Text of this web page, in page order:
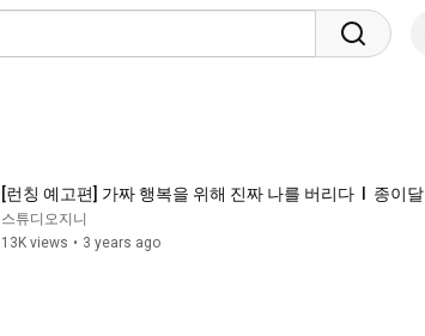
[런칭 예고편] 가짜 행복을 위해 진짜 나를 버리다  l  종이달
스튜디오지니
13K views • 3 years ago